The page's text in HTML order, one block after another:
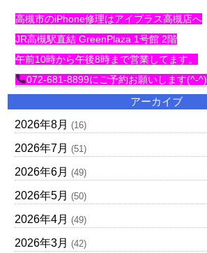
高槻市のiPhone修理はアイプラス高槻店へ
JR高槻駅直結 GreenPlaza 1号館 2階
午前10時から午後8時まで営業してます。
072-681-8899にご予約お願いします(^-^)
アーカイブ
2026年8月 (16)
2026年7月 (51)
2026年6月 (49)
2026年5月 (50)
2026年4月 (49)
2026年3月 (42)